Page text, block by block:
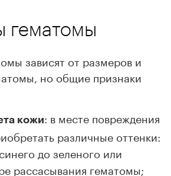
гематомы
зависят от размеров и
но общие признаки
кожи: в месте повреждения
различные оттенки:
до зеленого или
рассасывания гематомы;